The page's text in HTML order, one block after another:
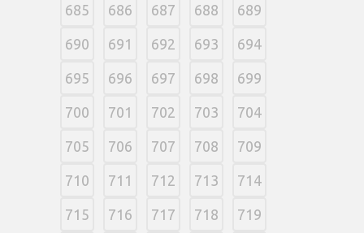
685 686 687 688 689
690 691 692 693 694
695 696 697 698 699
700 701 702 703 704
705 706 707 708 709
710 711 712 713 714
715 716 717 718 719